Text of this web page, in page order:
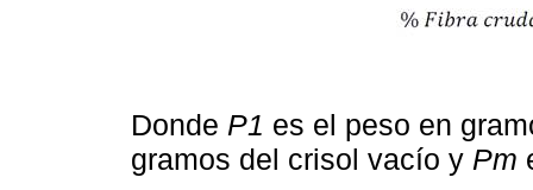
Donde P1 es el peso en
gramos del crisol vacío y Pm